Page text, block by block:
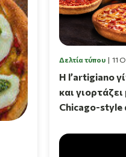
Δελτία τύπου 11
Η l’artigiano
και
Chicago-style